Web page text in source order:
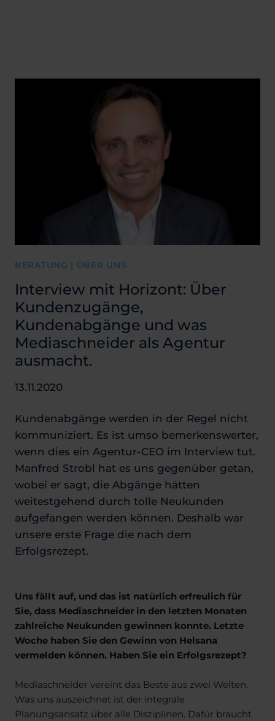
BERATUNG | ÜBER UNS
Interview mit Horizont: Über
Kundenzugänge,
Kundenabgänge und was
Mediaschneider als Agentur
ausmacht.
13.11.2020
Kundenabgänge werden in der Regel nicht
kommuniziert. Es ist umso bemerkenswerter,
wenn dies ein Agentur-CEO im Interview tut.
Manfred Strobl hat es uns gegenüber getan,
wobei er sagt, die Abgänge hätten
weitestgehend durch tolle Neukunden
aufgefangen werden können. Deshalb war
unsere erste Frage die nach dem
Erfolgsrezept.
Uns fällt auf, und das ist natürlich erfreulich für
Sie, dass Mediaschneider in den letzten Monaten
zahlreiche Neukunden gewinnen konnte. Letzte
Woche haben Sie den Gewinn von Helsana
vermelden können. Haben Sie ein Erfolgsrezept?
Mediaschneider vereint das Beste aus zwei Welten.
Was uns auszeichnet ist der integrale
Planungsansatz über alle Disziplinen. Dafür braucht